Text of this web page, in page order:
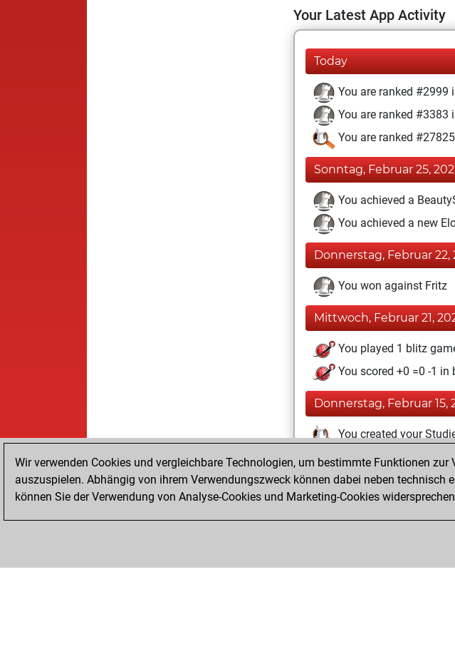
Your Latest App Activity
Today
You are ranked #2999
You are ranked #3383
You are ranked
Sonntag, Februar 25,
You achieved a
You achieved a new
Donnerstag, Februar 22,
You won against Fritz
Mittwoch, Februar 21,
You played 1 blitz
You scored +0 =0 -1 in
Donnerstag, Februar 15,
You created your
Dienstag, Februar 13,
You created your Fritz
Wir verwenden Cookies und vergleichbare Technologien, um bestimmte Funktionen
auszuspielen. Abhängig von ihrem Verwendungszweck können dabei neben
können Sie der Verwendung von Analyse-Cookies und Marketing-Cookies